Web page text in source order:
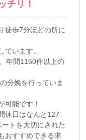
チリ！
徒歩7分ほどの所に
ています。
年間1150件以上の
分娩を行っていま
可能です！
休日はなんと127
トを大切にされた
おすすめできる求